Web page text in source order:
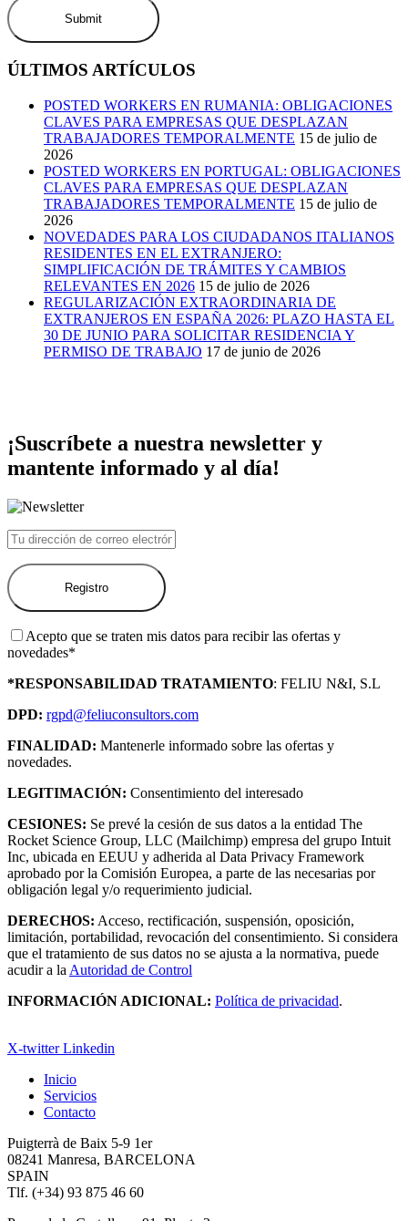
ÚLTIMOS ARTÍCULOS
POSTED WORKERS EN RUMANIA: OBLIGACIONES
CLAVES PARA EMPRESAS QUE DESPLAZAN
TRABAJADORES TEMPORALMENTE 15 de julio de
2026
POSTED WORKERS EN PORTUGAL: OBLIGACIONES
CLAVES PARA EMPRESAS QUE DESPLAZAN
TRABAJADORES TEMPORALMENTE 15 de julio de
2026
NOVEDADES PARA LOS CIUDADANOS ITALIANOS
RESIDENTES EN EL EXTRANJERO:
SIMPLIFICACIÓN DE TRÁMITES Y CAMBIOS
RELEVANTES EN 2026 15 de julio de 2026
REGULARIZACIÓN EXTRAORDINARIA DE
EXTRANJEROS EN ESPAÑA 2026: PLAZO HASTA EL
30 DE JUNIO PARA SOLICITAR RESIDENCIA Y
PERMISO DE TRABAJO 17 de junio de 2026
¡Suscríbete a nuestra newsletter y
mantente informado y al día!
Acepto que se traten mis datos para recibir las ofertas y
novedades*
*RESPONSABILIDAD TRATAMIENTO: FELIU N&I, S.L
DPD: rgpd@feliuconsultors.com
FINALIDAD: Mantenerle informado sobre las ofertas y
novedades.
LEGITIMACIÓN: Consentimiento del interesado
CESIONES: Se prevé la cesión de sus datos a la entidad The
Rocket Science Group, LLC (Mailchimp) empresa del grupo Intuit
Inc, ubicada en EEUU y adherida al Data Privacy Framework
aprobado por la Comisión Europea, a parte de las necesarias por
obligación legal y/o requerimiento judicial.
DERECHOS: Acceso, rectificación, suspensión, oposición,
limitación, portabilidad, revocación del consentimiento. Si considera
que el tratamiento de sus datos no se ajusta a la normativa, puede
acudir a la Autoridad de Control
INFORMACIÓN ADICIONAL: Política de privacidad.
X-twitter Linkedin
Inicio
Servicios
Contacto
Puigterrà de Baix 5-9 1er
08241 Manresa, BARCELONA
SPAIN
Tlf. (+34) 93 875 46 60